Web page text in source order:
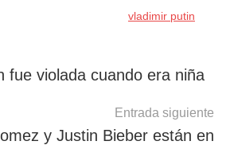
vladimir putin
fue violada cuando era niña
Entrada siguiente
y Justin Bieber están en